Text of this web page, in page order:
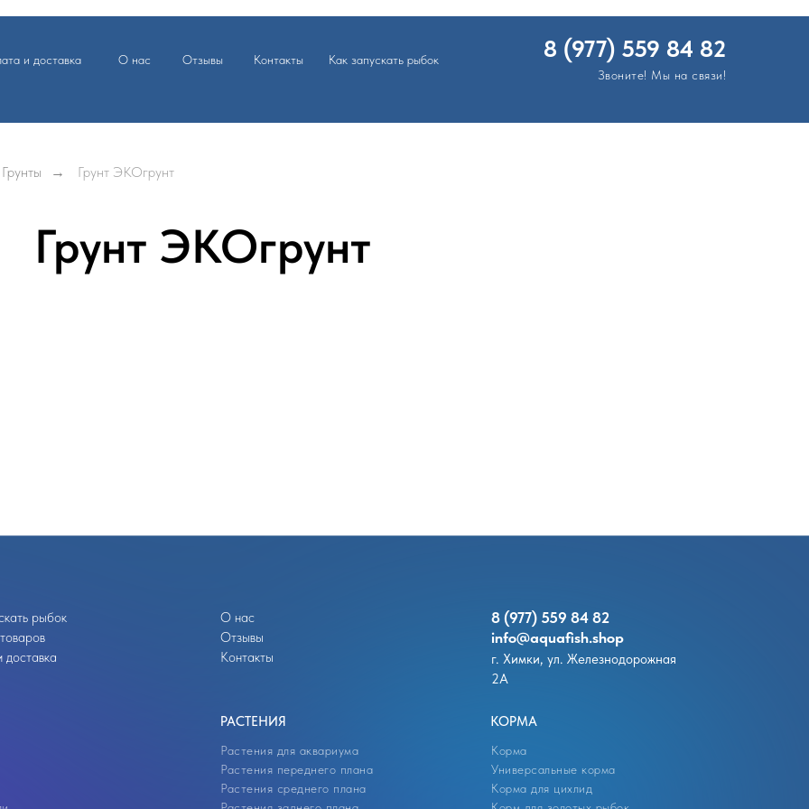
8 (977) 559 84 82
Звоните! Мы на связи!
и доставка О нас Отзывы Контакты Как запускать рыбок
Грунты → Грунт ЭКОгрунт
Грунт ЭКОгрунт
рыбок
Растения для аквариума
Растения переднего плана
Растения среднего плана
Корма
Универсальные корма
Корма для цихлид
О нас
Отзывы
Контакты
8 (977) 559 84 82
info@aquafish.shop
РАСТЕНИЯ КОРМА
г. Химки, ул. Железнодорожная
2А